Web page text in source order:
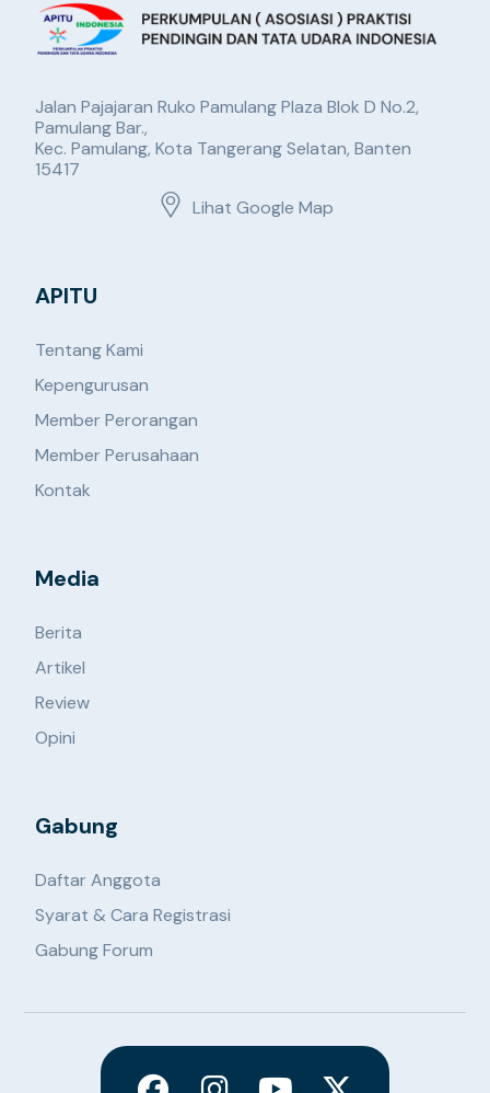
Jalan Pajajaran Ruko Pamulang Plaza Blok D No.2,
Pamulang Bar.,
Kec. Pamulang, Kota Tangerang Selatan, Banten
15417
Lihat Google Map
APITU
Tentang Kami
Kepengurusan
Member Perorangan
Member Perusahaan
Kontak
Media
Berita
Artikel
Review
Opini
Gabung
Daftar Anggota
Syarat & Cara Registrasi
Gabung Forum